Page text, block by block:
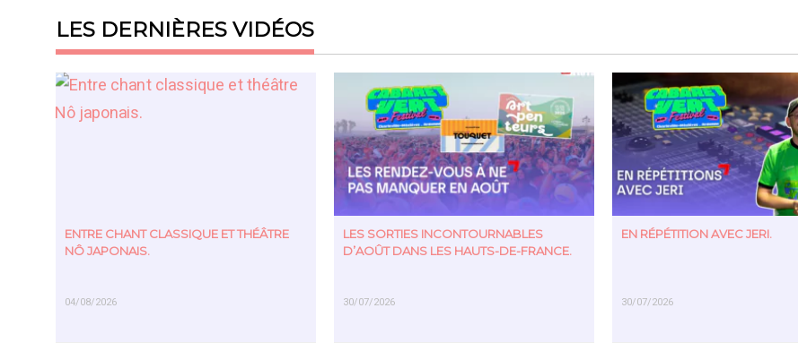
LES DERNIÈRES VIDÉOS
ENTRE CHANT CLASSIQUE ET THÉÂTRE
NÔ JAPONAIS.
04/08/2026
LES SORTIES INCONTOURNABLES
D’AOÛT DANS LES HAUTS-DE-FRANCE.
30/07/2026
EN RÉPÉTITION AVEC JERI.
30/07/2026